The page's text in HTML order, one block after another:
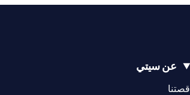
عن سيتي
قصتنا
(opens in a new tab)